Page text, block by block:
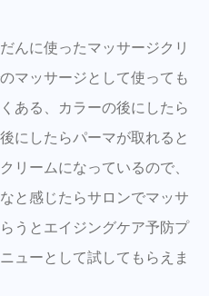
んに使ったマッサージクリ
マッサージとして使っても
ある、カラーの後にしたら
にしたらパーマが取れると
リームになっているので、
と感じたらサロンでマッサ
うとエイジングケア予防プ
ューとして試してもらえま